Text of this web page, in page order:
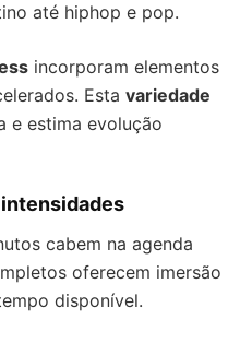
até hiphop e pop.
incorporam elementos
Esta variedade
e estima evolução
cabem na agenda
oferecem imersão
disponível.